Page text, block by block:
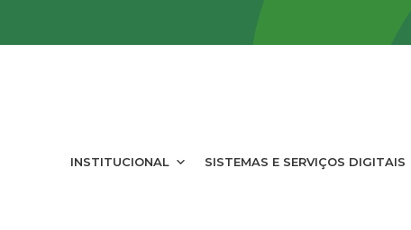
INSTITUCIONAL SISTEMAS E SERVIÇOS DIGITAIS